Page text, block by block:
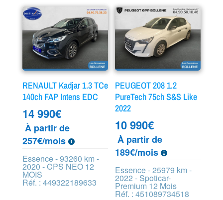
RENAULT Kadjar 1.3 TCe
140ch FAP Intens EDC
14 990€
À partir de
257€/mois
Essence - 93260 km -
2020 - CPS NEO 12
MOIS
Réf. : 449322189633
PEUGEOT 208 1.2
PureTech 75ch S&S Like
2022
10 990€
À partir de
189€/mois
Essence - 25979 km -
2022 - Spoticar-
Premium 12 Mois
Réf. : 451089734518